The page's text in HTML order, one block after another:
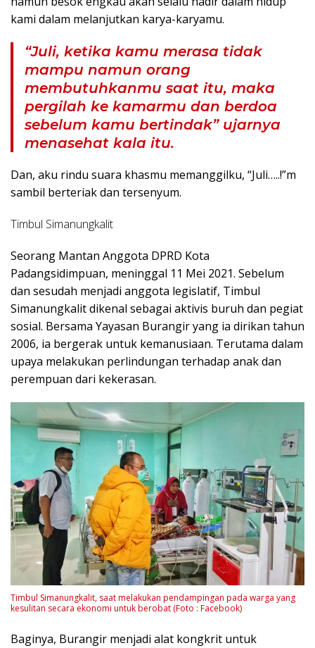
kami dalam melanjutkan karya-karyamu.
“Juli, ketika kamu merasa tidak
mampu namun orang
membutuhkanmu saat itu, maka
pergilah ke kamarmu dan berdoa
sebelum kamu bertindak” ujarnya
menasehat kala itu.
Dan, aku rindu suara khasmu memanggilku, “Juli…..!”m
sambil berteriak dan tersenyum.
Timbul Simanungkalit
Seorang Mantan Anggota DPRD Kota
Padangsidimpuan, meninggal 11 Mei 2021. Sebelum
dan sesudah menjadi anggota legislatif, Timbul
Simanungkalit dikenal sebagai aktivis buruh dan pegiat
sosial. Bersama Yayasan Burangir yang ia dirikan tahun
2006, ia bergerak untuk kemanusiaan. Terutama dalam
upaya melakukan perlindungan terhadap anak dan
perempuan dari kekerasan.
Timbul Simanungkalit, saat melakukan pendampingan pada warga yang
kesulitan secara ekonomi untuk berobat (Foto : Facebook)
Baginya, Burangir menjadi alat kongkrit untuk